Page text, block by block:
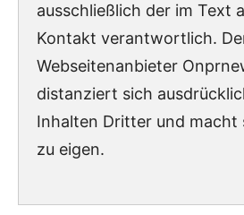
ausschließlich der im Text
Kontakt verantwortlich.
Webseitenanbieter
distanziert sich
Inhalten Dritter und macht
zu eigen.